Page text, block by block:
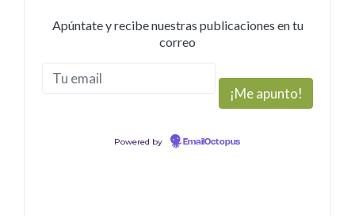
Apúntate y recibe nuestras publicaciones en tu
correo
Powered by EmailOctopus